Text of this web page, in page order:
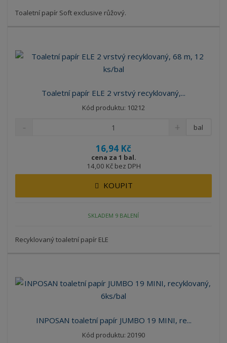
Toaletní papír Soft exclusive růžový.
Toaletní papír ELE 2 vrstvý recyklovaný,...
Kód produktu: 10212
16,94 Kč
cena za 1 bal.
14,00 Kč bez DPH
bal
KOUPIT
SKLADEM 9 BALENÍ
Recyklovaný toaletní papír ELE
INPOSAN toaletní papír JUMBO 19 MINI, re...
Kód produktu: 20190